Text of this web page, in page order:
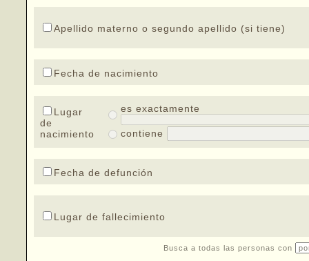
Apellido materno o segundo apellido (si tiene)
Fecha de nacimiento
Lugar
de
nacimiento
es exactamente
contiene
Fecha de defunción
Lugar de fallecimiento
Busca a todas las personas con